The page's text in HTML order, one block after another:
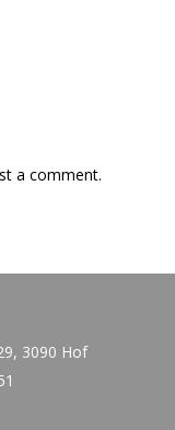
a comment.
3090 Hof